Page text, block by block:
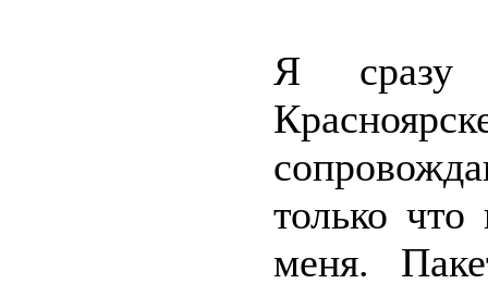
Я сразу
только что
меня.